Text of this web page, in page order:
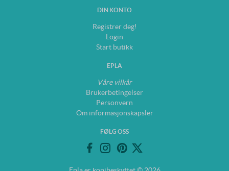
DIN KONTO
Registrer deg!
Login
Start butikk
EPLA
Våre vilkår
Brukerbetingelser
Personvern
Om informasjonskapsler
FØLG OSS